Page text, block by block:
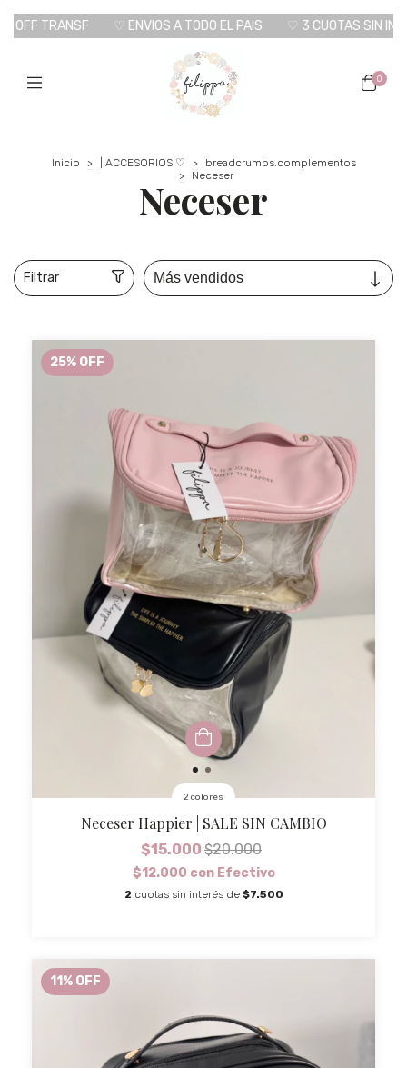
TRANSF ♡ ENVIOS A TODO EL PAIS ♡ 3 CUOTAS SIN
0
Inicio > | ACCESORIOS ♡ >
breadcrumbs.complementos
>
Neceser
Neceser
Filtrar
25% OFF
2 colores
Neceser Happier | SALE SIN CAMBIO
$15.000 $20.000
$12.000 con Efectivo
2 cuotas sin interés de $7.500
11 % OFF